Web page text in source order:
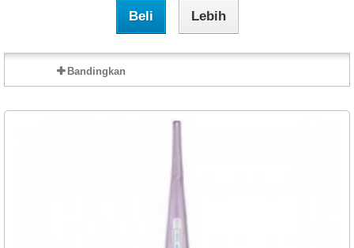
Beli Lebih
Bandingkan